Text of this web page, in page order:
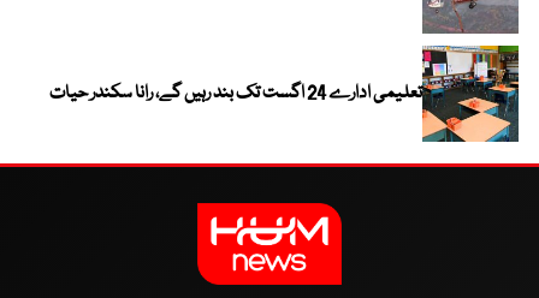
تعلیمی ادارے 24 اگست تک بند رہیں گے، رانا سکندر حیات